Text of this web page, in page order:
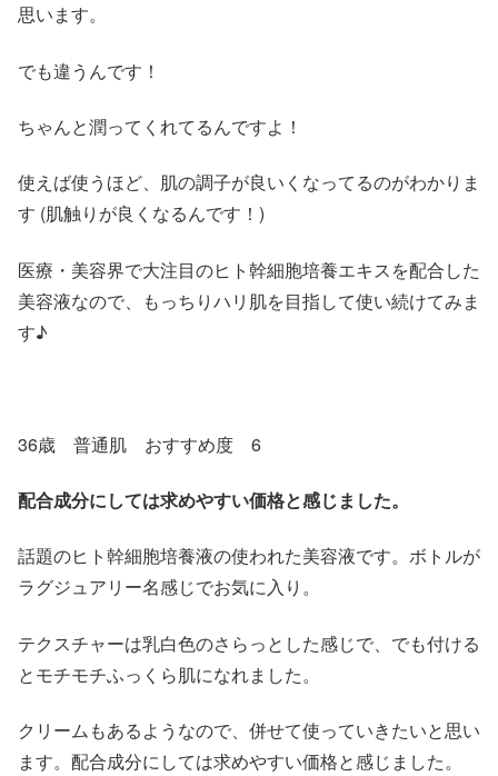
思います。
でも違うんです！
ちゃんと潤ってくれてるんですよ！
使えば使うほど、肌の調子が良いくなってるのがわかりま
す (肌触りが良くなるんです！)
医療・美容界で大注目のヒト幹細胞培養エキスを配合した
美容液なので、もっちりハリ肌を目指して使い続けてみま
す♪
36歳 普通肌 おすすめ度 6
配合成分にしては求めやすい価格と感じました。
話題のヒト幹細胞培養液の使われた美容液です。ボトルが
ラグジュアリー名感じでお気に入り。
テクスチャーは乳白色のさらっとした感じで、でも付ける
とモチモチふっくら肌になれました。
クリームもあるようなので、併せて使っていきたいと思い
ます。配合成分にしては求めやすい価格と感じました。